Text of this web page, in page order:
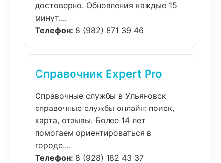
достоверно. Обновления каждые 15
минут....
Телефон: 8 (982) 871 39 46
Справочник Expert Pro
Справочные службы в Ульяновск
справочные службы онлайн: поиск,
карта, отзывы. Более 14 лет
помогаем ориентироваться в
городе....
Телефон: 8 (928) 182 43 37